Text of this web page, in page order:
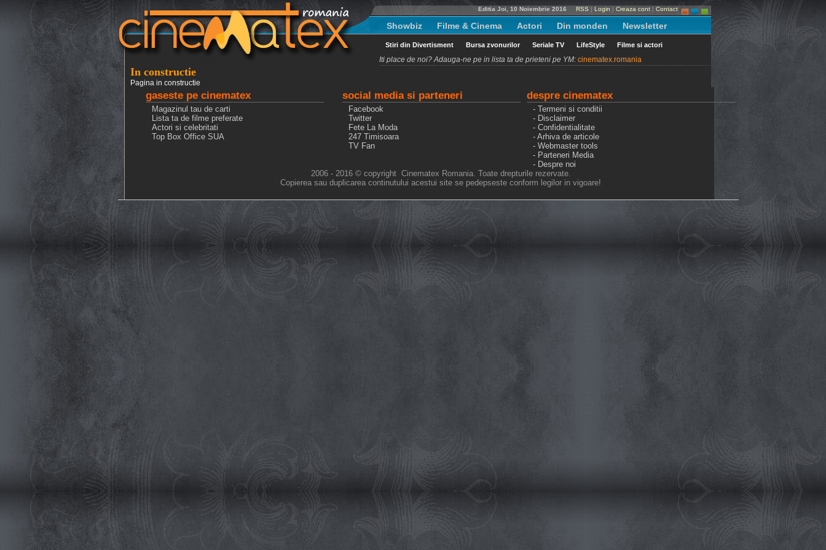
Editia Joi, 10 Noiembrie 2016 RSS | Login | Creaza cont | Contact
Showbiz Filme & Cinema Actori Din monden Newsletter
Stiri din Divertisment Bursa zvonurilor Seriale TV LifeStyle Filme si actori
Iti place de noi? Adauga-ne pe in lista ta de prieteni pe YM: cinematex.romania
In constructie
Pagina in constructie
gaseste pe cinematex
Magazinul tau de carti
Lista ta de filme preferate
Actori si celebritati
Top Box Office SUA
despre cinematex
- Termeni si conditii
- Disclaimer
- Confidentialitate
- Arhiva de articole
- Webmaster tools
- Parteneri Media
- Despre noi
social media si parteneri
Facebook
Twitter
Fete La Moda
247 Timisoara
TV Fan
2006 - 2016 © copyright Cinematex Romania. Toate drepturile rezervate.
Copierea sau duplicarea continutului acestui site se pedepseste conform legilor in vigoare!